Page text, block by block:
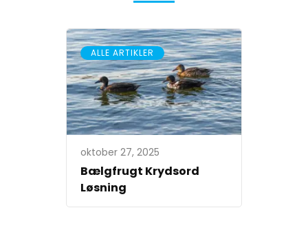
ALLE ARTIKLER
oktober 27, 2025
Bælgfrugt Krydsord
Løsning